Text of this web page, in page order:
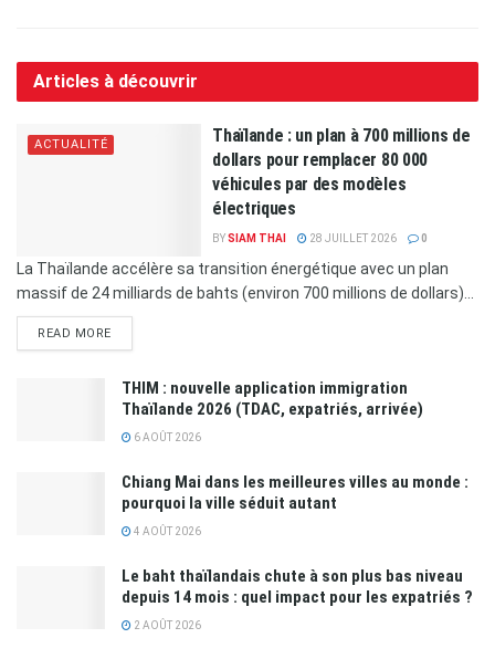
Articles à découvrir
ACTUALITÉ
Thaïlande : un plan à 700 millions de
dollars pour remplacer 80 000
véhicules par des modèles
électriques
BYSIAM THAI 28 JUILLET 2026 0
La Thaïlande accélère sa transition énergétique avec un plan
massif de 24 milliards de bahts (environ 700 millions de dollars)...
READ MORE
THIM : nouvelle application immigration
Thaïlande 2026 (TDAC, expatriés, arrivée)
6 AOÛT 2026
Chiang Mai dans les meilleures villes au monde :
pourquoi la ville séduit autant
4 AOÛT 2026
Le baht thaïlandais chute à son plus bas niveau
depuis 14 mois : quel impact pour les expatriés ?
2 AOÛT 2026